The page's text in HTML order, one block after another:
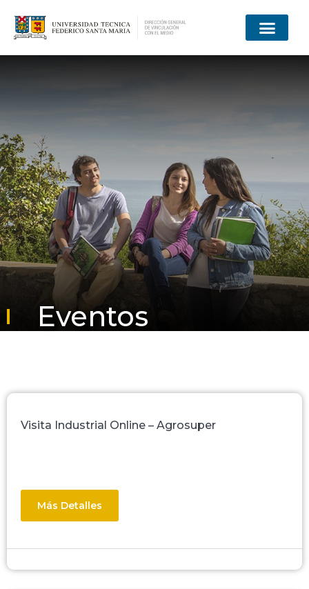
Eventos
Visita Industrial Online – Agrosuper
Más Detalles